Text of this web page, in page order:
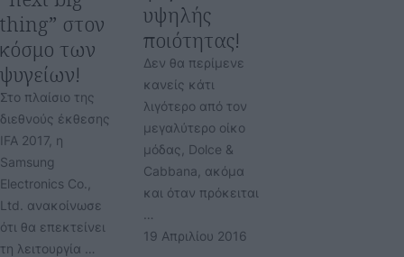
thing” στον
κόσμο των
ψυγείων!
Στο πλαίσιο της
διεθνούς έκθεσης
IFA 2017, η
Samsung
Electronics Co.,
Ltd. ανακοίνωσε
ότι θα επεκτείνει
τη λειτουργία …
υψηλής
ποιότητας!
Δεν θα περίμενε
κανείς κάτι
λιγότερο από τον
μεγαλύτερο οίκο
μόδας, Dolce &
Cabbana, ακόμα
και όταν πρόκειται
…
19 Απριλίου 2016